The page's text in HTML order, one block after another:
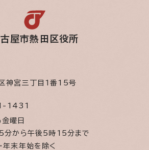
屋市熱田区役所
神宮三丁目1番15号
1431
金曜日
から午後5時15分まで
年末年始を除く